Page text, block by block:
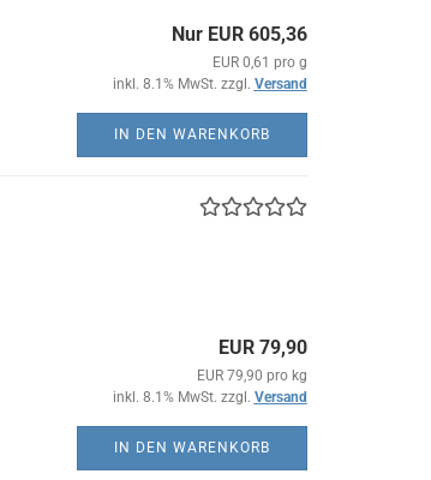
Nur EUR 605,36
EUR 0,61 pro g
inkl. 8.1% MwSt. zzgl. Versand
IN DEN WARENKORB
EUR 79,90
EUR 79,90 pro kg
inkl. 8.1% MwSt. zzgl. Versand
IN DEN WARENKORB